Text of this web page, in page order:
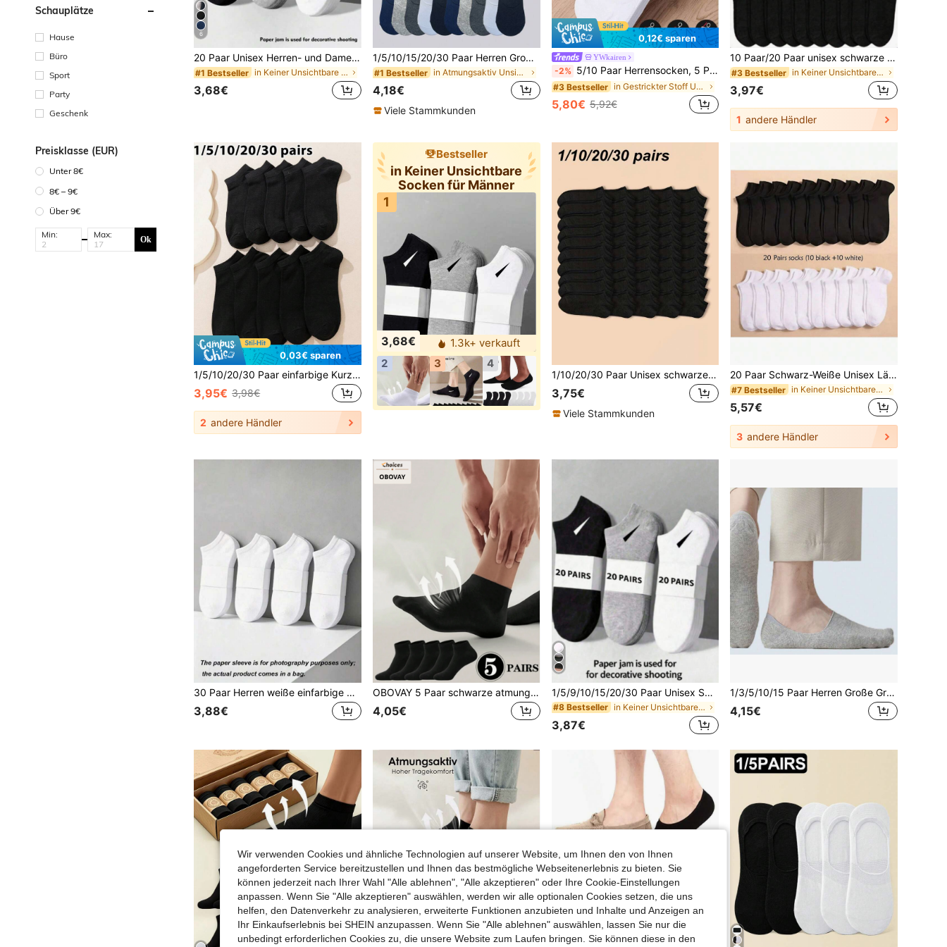
Schauplätze
Hause
Büro
Sport
Party
Geschenk
Preisklasse (EUR)
Unter 8€
8€ – 9€
Über 9€
Min: Max: Ok
6
20 Paar Unisex Herren- und Damen Socken, Sportsocken, Weiß/Schwarz/Grau kurze Socken, bequeme Knöchelsocken mit diagonalem Streifenmuster, schweißabsorbierend und atmungsaktiv, klassische vielseitige einfarbige minimalistische Modsocken, Paar Bootssocken, geeignet für den täglichen Freizeitgebrauch 1/3/5/6/9/10/15/30 Paar, ganztägiger Komfort
#1 Bestseller in Keiner Unsichtbare Socken für Männer
3,68€
1/5/10/15/20/30 Paar Herren Große Größen Fersenschutz Rutschfest Ultra Niedrig geschnitten Atmungsaktiv Unsichtbare Bootssocken Geeignet für den täglichen Gebrauch oder Sport
#1 Bestseller in Atmungsaktiv Unsichtbare Socken für Männer
4,18€
Viele Stammkunden
0,12€ sparen
YWkairen
-2% 5/10 Paar Herrensocken, 5 Paar Weiß und 5 Paar Schwarz, unsichtbare niedrige Socken, geeignet für Größe 39-45, Paar-Stil Bootssocken mit Karton (Karton enthalten, kein Taillenband-Karton)
#3 Bestseller in Gestrickter Stoff Unsichtbare Socken für Männer
5,80€ 5,92€
10 Paar/20 Paar unisex schwarze einfarbige lässig Sport Kurzsocken, minimalistische Paar Socken
#3 Bestseller in Keiner Unsichtbare Socken für Männer
3,97€
1 andere Händler
0,03€ sparen
1/5/10/20/30 Paar einfarbige Kurzsocken für Frühling/Sommer, unisex, minimalistisch, vielseitig, lässig, bequem, Knöchelsocken
3,95€ 3,98€
2 andere Händler
Bestseller
in Keiner Unsichtbare
Socken für Männer
1
3,68€
1.3k+ verkauft
2
3 4
1/10/20/30 Paar Unisex schwarze kurze Socken, unsichtbare Socken, Sportsocken, vielseitig kombinierbare minimalistische atmungsaktive weiche bequeme modische Socken, Paar-Stil, geeignet für tägliche oder Outdoor-Freizeitkleidung
3,75€
Viele Stammkunden
20 Paar Schwarz-Weiße Unisex Lässige Bootssocken, atmungsaktiv dünne kurze Socken weich und bequem, leicht und atmungsaktiv, geeignet für alle Jahreszeiten, erhältlich in 1/5/10/20 Paaren
#7 Bestseller in Keiner Unsichtbare Socken für Männer
5,57€
3 andere Händler
30 Paar Herren weiße einfarbige Bootssocken, bequeme schweißabsorbierende atmungsaktive unsichtbare Socken, Unisex, geeignet für Alltag, Sport, Business, alle Jahreszeiten, optional 1 Paar/10 Paar/20 Paar/30 Paar
3,88€
OBOVAY 5 Paar schwarze atmungsaktive Casual Bootsocken für Herren, dünne unsichtbare Baumwollsocken mit niedrigem Schnitt für Sommer Reisen & Urlaub
4,05€
1/5/9/10/15/20/30 Paar Unisex Sportsocken, Weiß/Schwarz/Grau, bequem, atmungsaktiv, schweißabsorbierend, kurze Knöchelsocken mit diagonalem Streifenmuster, klassische vielseitige einfarbige minimalistische Mode-Bootssocken für den täglichen Freizeitgebrauch
#8 Bestseller in Keiner Unsichtbare Socken für Männer
3,87€
1/3/5/10/15 Paar Herren Große Größen Niedrige Unsichtbare Socken Kurze Bootssocken Geeignet für Sport oder Alltag Sommer Lässig Bootssocken
4,15€
Wir verwenden Cookies und ähnliche Technologien auf unserer Website, um Ihnen den von Ihnen
angeforderten Service bereitzustellen und Ihnen das bestmögliche Webseitenerlebnis zu bieten. Sie
können jederzeit nach Ihrer Wahl "Alle ablehnen", "Alle akzeptieren" oder Ihre Cookie-Einstellungen
anpassen. Wenn Sie "Alle akzeptieren" auswählen, werden wir alle optionalen Cookies setzen, die uns
helfen, den Datenverkehr zu analysieren, erweiterte Funktionen anzubieten und Inhalte und Anzeigen an
Ihr Einkaufserlebnis bei SHEIN anzupassen. Wenn Sie "Alle ablehnen" auswählen, lassen Sie nur die
unbedingt erforderlichen Cookies zu, die unsere Website zum Laufen bringen. Sie können diese in den